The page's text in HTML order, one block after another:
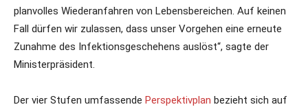
planvolles Wiederanfahren von Lebensbereichen. Auf keinen
Fall dürfen wir zulassen, dass unser Vorgehen eine erneute
Zunahme des Infektionsgeschehens auslöst“, sagte der
Ministerpräsident.
Der vier Stufen umfassende Perspektivplan bezieht sich auf